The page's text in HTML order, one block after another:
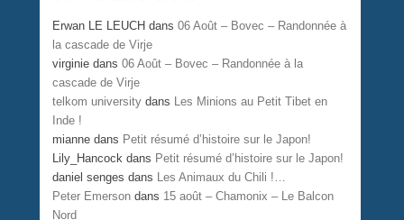
Erwan LE LEUCH dans06 Août – Bovec – Randonnée à
la cascade de Virje
virginie dans06 Août – Bovec – Randonnée à la
cascade de Virje
telkom university dans Les Minions au Petit Tibet en
Inde !
mianne dans Petit résumé d’histoire sur le Japon!
Lily_Hancock dans Petit résumé d’histoire sur le Japon!
daniel senges dans Les Animaux du Chili !…
Peter Emerson dans 15 août – Chamonix – Le Balcon
Nord